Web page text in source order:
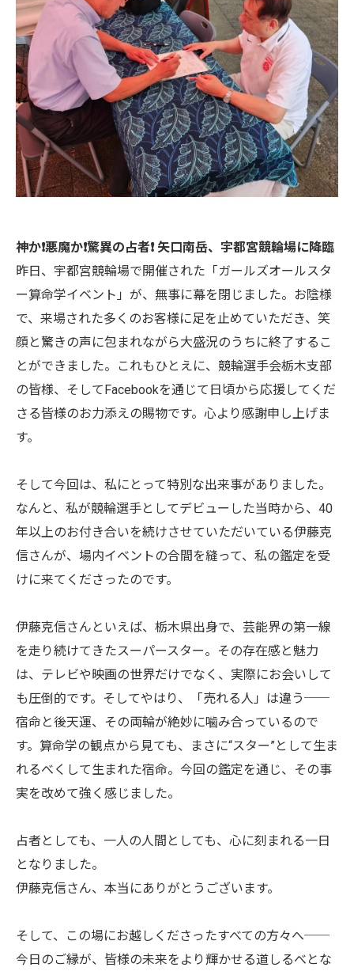
神か❗悪魔か❗驚異の占者❗ 矢口南岳、宇都宮競輪場に降臨
昨日、宇都宮競輪場で開催された「ガールズオールスタ
ー算命学イベント」が、無事に幕を閉じました。お陰様
で、来場された多くのお客様に足を止めていただき、笑
顔と驚きの声に包まれながら大盛況のうちに終了するこ
とができました。これもひとえに、競輪選手会栃木支部
の皆様、そしてFacebookを通じて日頃から応援してくだ
さる皆様のお力添えの賜物です。心より感謝申し上げま
す。
そして今回は、私にとって特別な出来事がありました。
なんと、私が競輪選手としてデビューした当時から、40
年以上のお付き合いを続けさせていただいている伊藤克
信さんが、場内イベントの合間を縫って、私の鑑定を受
けに来てくださったのです。
伊藤克信さんといえば、栃木県出身で、芸能界の第一線
を走り続けてきたスーパースター。その存在感と魅力
は、テレビや映画の世界だけでなく、実際にお会いして
も圧倒的です。そしてやはり、「売れる人」は違う──
宿命と後天運、その両輪が絶妙に噛み合っているので
す。算命学の観点から見ても、まさに“スター”として生ま
れるべくして生まれた宿命。今回の鑑定を通じ、その事
実を改めて強く感じました。
占者としても、一人の人間としても、心に刻まれる一日
となりました。
伊藤克信さん、本当にありがとうございます。
そして、この場にお越しくださったすべての方々へ──
今日のご縁が、皆様の未来をより輝かせる道しるべとな